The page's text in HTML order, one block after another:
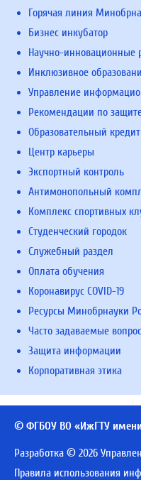
Горячая линия
Бизнес инкубатор
Научно-инновационные
Инклюзивное
Управление
Рекомендации по
Образовательный
Центр карьеры
Экспортный контроль
Антимонопольный
Комплекс спортивных
Студенческий городок
Служебный раздел
Оплата обучения
Коронавирус COVID-19
Ресурсы Минобрнауки
Часто задаваемые
Защита информации
Корпоративная этика
© ФГБОУ ВО «ИжГТУ
Разработка © 2026
Правила использования